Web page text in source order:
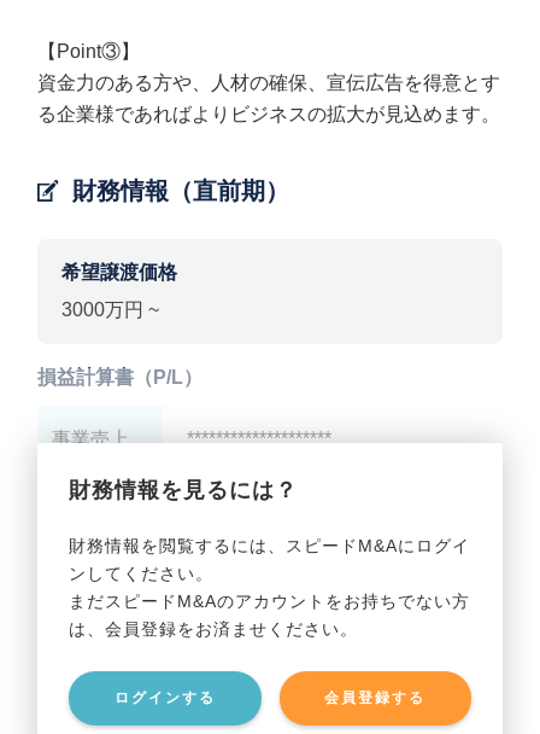
【Point③】
資金力のある方や、人材の確保、宣伝広告を得意とす
る企業様であればよりビジネスの拡大が見込めます。
財務情報（直前期）
希望譲渡価格
3000万円 ~
財務情報を見るには？
財務情報を閲覧するには、スピードM&Aにログイ
ンしてください。
まだスピードM&Aのアカウントをお持ちでない方
は、会員登録をお済ませください。
ログインする 会員登録する
損益計算書（P/L）
事業売上 ********************
事業利益 ********************
貸借対照表（B/S）
事業資産 ********************
事業負債 ********************